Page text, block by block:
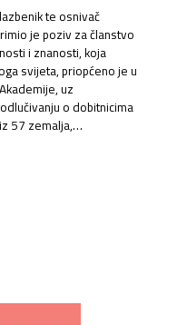
te osnivač
je poziv za članstvo
i znanosti, koja
svijeta, priopćeno je u
uz
o dobitnicima
57 zemalja,…